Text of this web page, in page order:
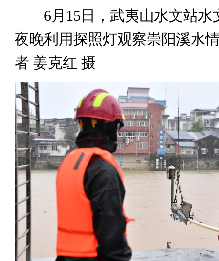
6月15日，武夷山水文站水
夜晚利用探照灯观察崇阳溪水
者 姜克红 摄